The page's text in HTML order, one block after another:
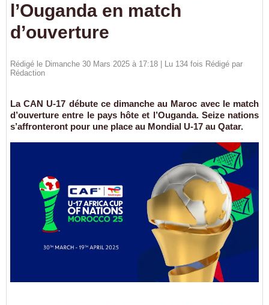
l’Ouganda en match
d’ouverture
Rédigé le Dimanche 30 Mars 2025 à 17:18 | Lu 134 fois Rédigé par
Rédaction
La CAN U-17 débute ce dimanche au Maroc avec le match
d’ouverture entre le pays hôte et l’Ouganda. Seize nations
s’affronteront pour une place au Mondial U-17 au Qatar.